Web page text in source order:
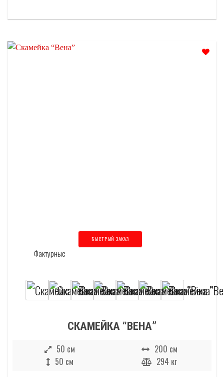
БЫСТРЫЙ ЗАКАЗ
СКАМЕЙКА “ВЕНА”
50 см
200 см
50 см
294 кг